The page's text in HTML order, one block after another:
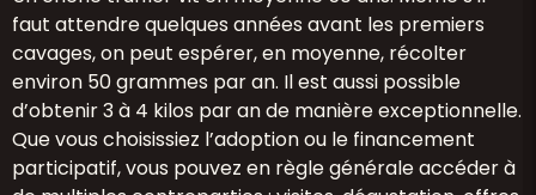
faut attendre quelques années avant les premiers
cavages, on peut espérer, en moyenne, récolter
environ 50 grammes par an. Il est aussi possible
d’obtenir 3 à 4 kilos par an de manière exceptionnelle.
Que vous choisissiez l’adoption ou le financement
participatif, vous pouvez en règle générale accéder à